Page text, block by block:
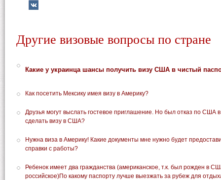
Другие визовые вопросы по стране
Какие у украинца шансы получить визу США в чистый
Как посетить Мексику имея визу в Америку?
Друзья могут выслать гостевое приглашение. Но был отказ по США
сделать визу в США?
Нужна виза в Америку! Какие документы мне нужно будет
справки с работы?
Ребенок имеет два гражданства (американское, т.к. был рожден в
российское)По какому паспорту лучше выезжать за рубеж для